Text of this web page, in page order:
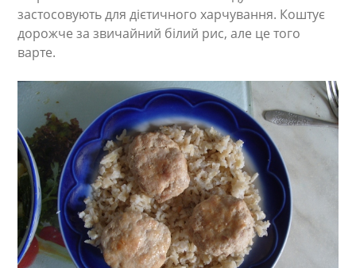
застосовують для дієтичного харчування. Коштує
дорожче за звичайний білий рис, але це того
варте.